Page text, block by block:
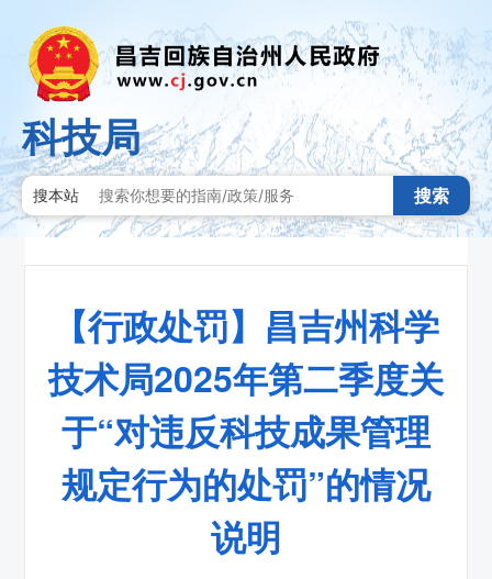
科技局
搜本站 搜索
【行政处罚】昌吉州科学
技术局2025年第二季度关
于“对违反科技成果管理
规定行为的处罚”的情况
说明